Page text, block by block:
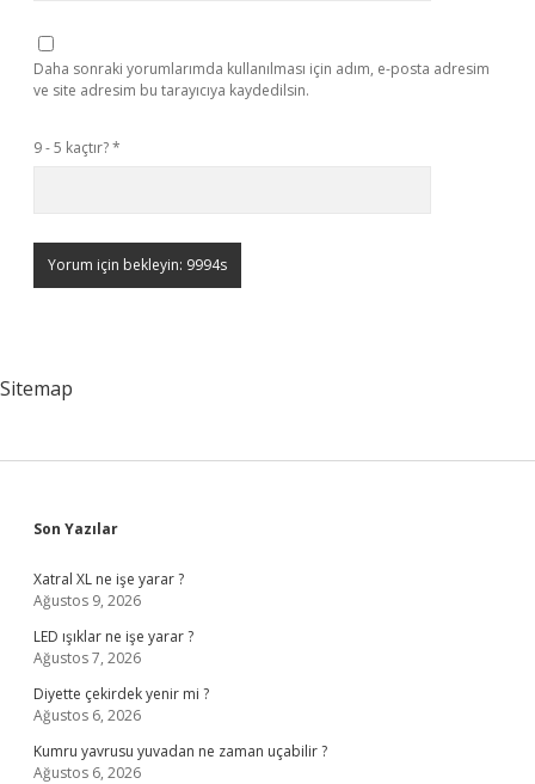
Daha sonraki yorumlarımda kullanılması için adım, e-posta adresim
ve site adresim bu tarayıcıya kaydedilsin.
9 - 5 kaçtır?*
Sitemap
Sidebar
Son Yazılar
Xatral XL ne işe yarar ?
Ağustos 9, 2026
LED ışıklar ne işe yarar ?
Ağustos 7, 2026
Diyette çekirdek yenir mi ?
Ağustos 6, 2026
Kumru yavrusu yuvadan ne zaman uçabilir ?
Ağustos 6, 2026